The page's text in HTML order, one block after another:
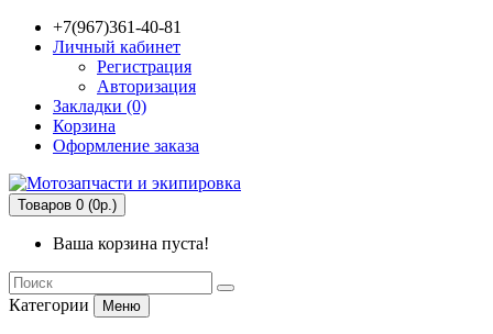
+7(967)361-40-81
Личный кабинет
Регистрация
Авторизация
Закладки (0)
Корзина
Оформление заказа
Товаров 0 (0р.)
Ваша корзина пуста!
Категории Меню